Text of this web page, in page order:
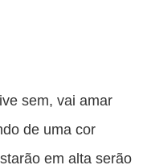
sem, vai amar
de uma cor
em alta serão